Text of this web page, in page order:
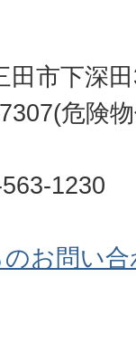
田市下深
危険
1230
お問い